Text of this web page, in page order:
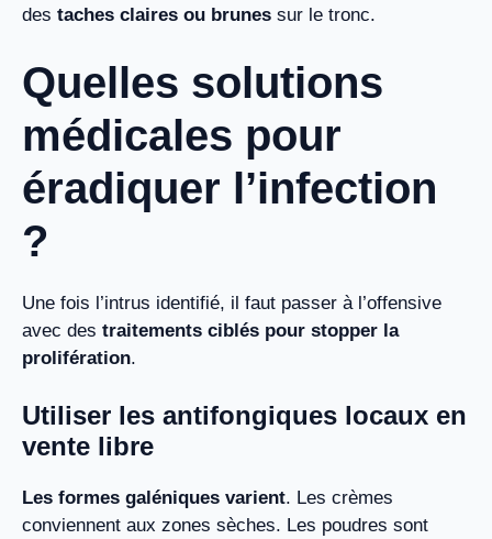
des taches claires ou brunes sur le tronc.
Quelles solutions
médicales pour
éradiquer l’infection
?
Une fois l’intrus identifié, il faut passer à l’offensive
avec des traitements ciblés pour stopper la
prolifération.
Utiliser les antifongiques locaux en
vente libre
Les formes galéniques varient. Les crèmes
conviennent aux zones sèches. Les poudres sont